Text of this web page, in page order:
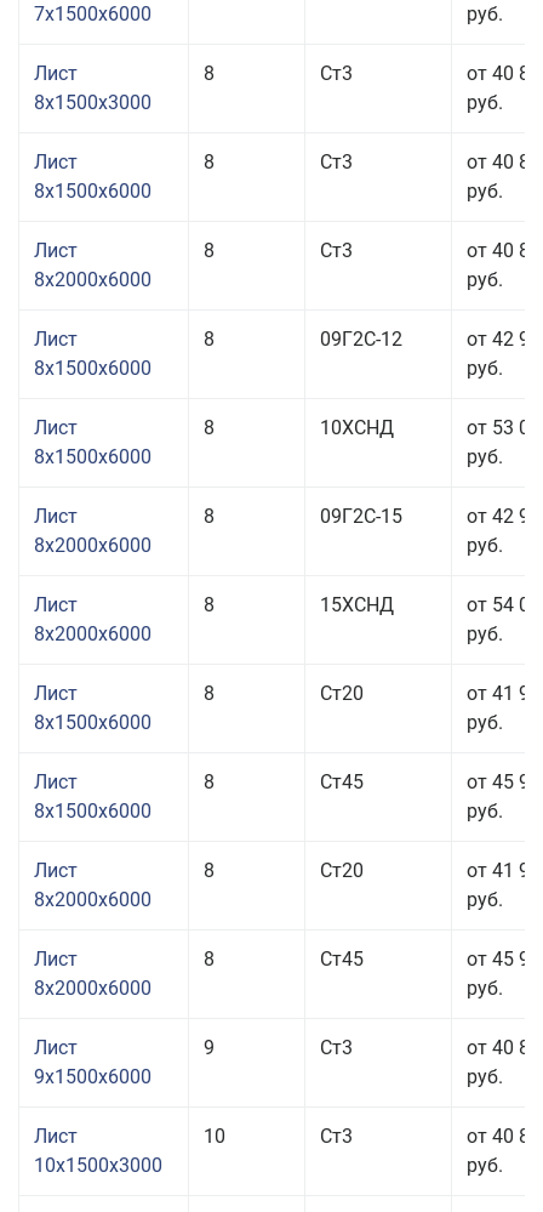
7x1500x6000
руб.
Лист
8x1500x3000
8 Ст3
от 40
руб.
Лист
8x1500x6000
8 Ст3
от 40
руб.
Лист
8x2000x6000
8 Ст3
от 40
руб.
Лист
8x1500x6000
8 09Г2С-12
от 42
руб.
Лист
8x1500x6000
8 10ХСНД
от 53
руб.
Лист
8x2000x6000
8 09Г2С-15
от 42
руб.
Лист
8x2000x6000
8 15ХСНД
от 54
руб.
Лист
8x1500x6000
8 Ст20
от 41
руб.
Лист
8x1500x6000
8 Ст45
от 45
руб.
Лист
8x2000x6000
8 Ст20
от 41
руб.
Лист
8x2000x6000
8 Ст45
от 45
руб.
Лист
9x1500x6000
9 Ст3
от 40
руб.
Лист
10x1500x3000
10 Ст3
от 40
руб.